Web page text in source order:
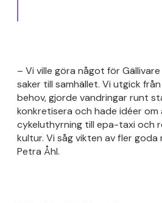
– Vi ville göra något för
saker till samhället. Vi utgick
behov, gjorde vandringar runt
konkretisera och hade idéer om
cykeluthyrning till epa-taxi och
kultur. Vi såg vikten av fler
Petra Åhl.